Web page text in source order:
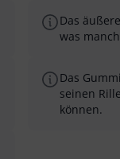
Das
was
Das
seinen
können.